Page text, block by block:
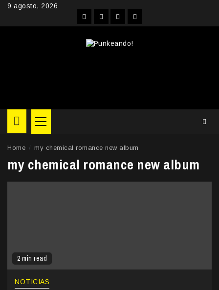
Skip9 agosto, 2026
FacebookInstagram
YouTubeTwitter
Primary
Menu
Home my chemical romance new album
my chemical romance new album
2 min read
NOTICIAS